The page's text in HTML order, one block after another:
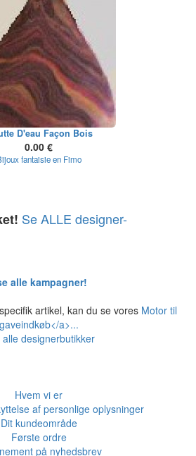
D'eau Façon Bois
0.00 €
fantaisie en Fimo
Se ALLE designer-
alle kampagner!
artikel, kan du se vores Motor til
gaveindkøb</a>...
alle designerbutikker
Hvem vi er
af personlige oplysninger
Dit kundeområde
Første ordre
på nyhedsbrev